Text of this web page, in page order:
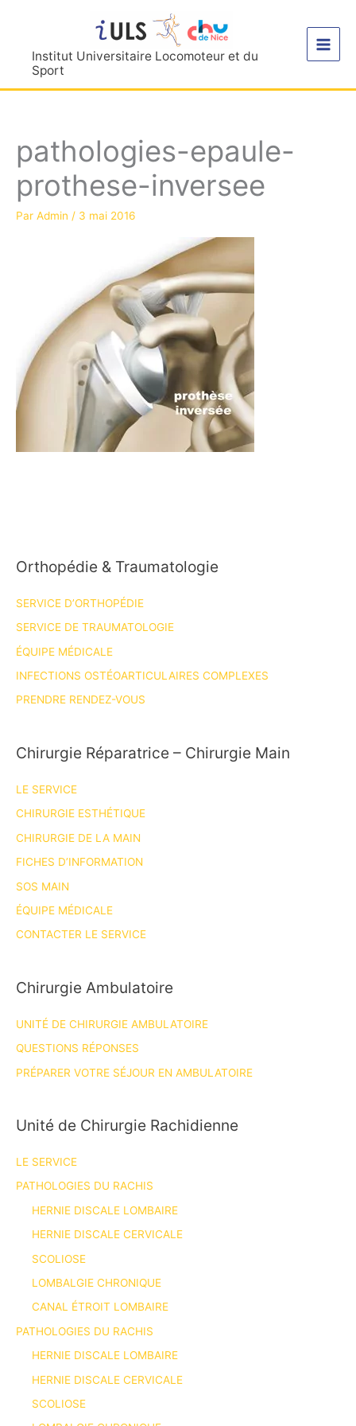
contenuInstitut Universitaire Locomoteur et du
Sport
pathologies-epaule-
prothese-inversee
Par Admin / 3 mai 2016
Orthopédie & Traumatologie
SERVICE D’ORTHOPÉDIE
SERVICE DE TRAUMATOLOGIE
ÉQUIPE MÉDICALE
INFECTIONS OSTÉOARTICULAIRES COMPLEXES
PRENDRE RENDEZ-VOUS
Chirurgie Réparatrice – Chirurgie Main
LE SERVICE
CHIRURGIE ESTHÉTIQUE
CHIRURGIE DE LA MAIN
FICHES D’INFORMATION
SOS MAIN
ÉQUIPE MÉDICALE
CONTACTER LE SERVICE
Chirurgie Ambulatoire
UNITÉ DE CHIRURGIE AMBULATOIRE
QUESTIONS RÉPONSES
PRÉPARER VOTRE SÉJOUR EN AMBULATOIRE
Unité de Chirurgie Rachidienne
LE SERVICE
PATHOLOGIES DU RACHIS
HERNIE DISCALE LOMBAIRE
HERNIE DISCALE CERVICALE
SCOLIOSE
LOMBALGIE CHRONIQUE
CANAL ÉTROIT LOMBAIRE
PATHOLOGIES DU RACHIS
HERNIE DISCALE LOMBAIRE
HERNIE DISCALE CERVICALE
SCOLIOSE